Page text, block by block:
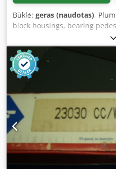
Būklė: geras (naudotas),
block housings, bearing
plummer block housing unit,
units, SKF plummer block
unit Cjdpfxov Ulf Ns Adyerf -
block housing type SN 212 -
Quantity: 1x housing